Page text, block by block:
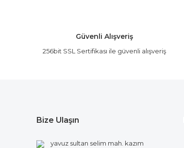
Güvenli Alışveriş
256bit SSL Sertifikası ile güvenli alışveriş
Bize Ulaşın
yavuz sultan selim mah. kazım